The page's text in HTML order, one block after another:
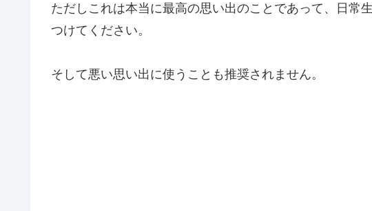
ただしこれは本当に最高の思い出のことであって、日常
つけてください。
そして悪い思い出に使うことも推奨されません。